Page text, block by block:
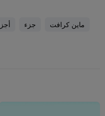
جزء ماين كرافت